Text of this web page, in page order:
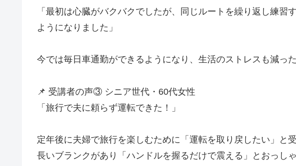
「最初は心臓がバクバクでしたが、同じルートを繰り返し練習
ようになりました」
今では毎日車通勤ができるようになり、生活のストレスも減った
📌 受講者の声③ シニア世代・60代女性
「旅行で夫に頼らず運転できた！」
定年後に夫婦で旅行を楽しむために「運転を取り戻したい」と
長いブランクがあり「ハンドルを握るだけで震える」とおっし